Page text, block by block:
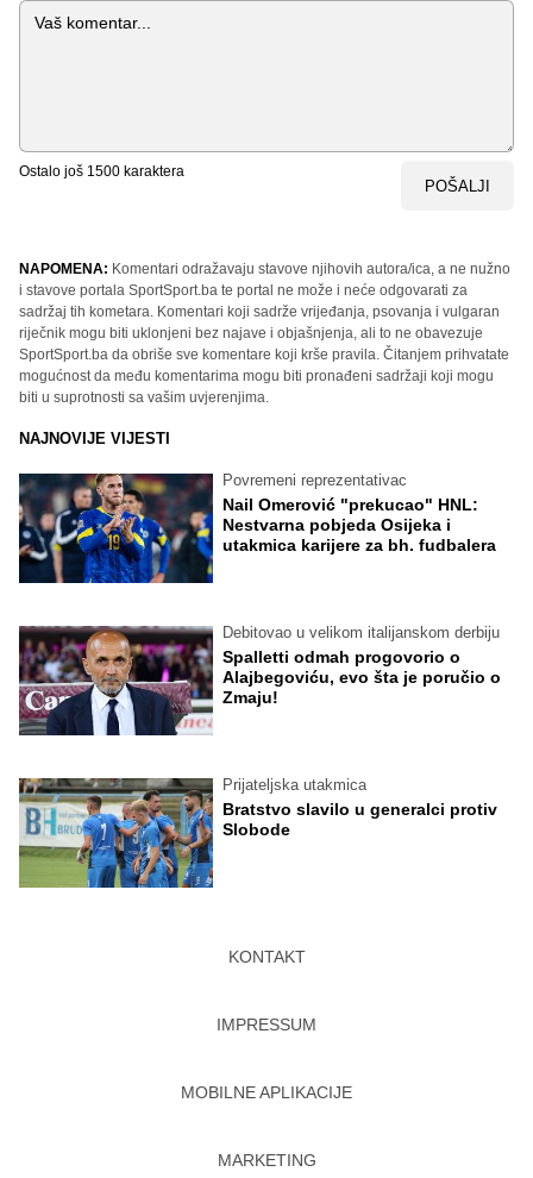
Komentar
Ostalo još 1500 karaktera
POŠALJI
NAPOMENA: Komentari odražavaju stavove njihovih autora/ica, a ne nužno
i stavove portala SportSport.ba te portal ne može i neće odgovarati za
sadržaj tih kometara. Komentari koji sadrže vrijeđanja, psovanja i vulgaran
riječnik mogu biti uklonjeni bez najave i objašnjenja, ali to ne obavezuje
SportSport.ba da obriše sve komentare koji krše pravila. Čitanjem prihvatate
mogućnost da među komentarima mogu biti pronađeni sadržaji koji mogu
biti u suprotnosti sa vašim uvjerenjima.
NAJNOVIJE VIJESTI
Povremeni reprezentativac
Nail Omerović "prekucao" HNL:
Nestvarna pobjeda Osijeka i
utakmica karijere za bh. fudbalera
Debitovao u velikom italijanskom derbiju
Spalletti odmah progovorio o
Alajbegoviću, evo šta je poručio o
Zmaju!
Prijateljska utakmica
Bratstvo slavilo u generalci protiv
Slobode
KONTAKT
IMPRESSUM
MOBILNE APLIKACIJE
MARKETING